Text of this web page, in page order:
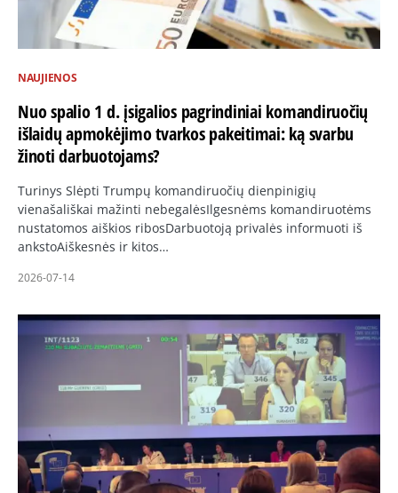
NAUJIENOS
Nuo spalio 1 d. įsigalios pagrindiniai komandiruočių
išlaidų apmokėjimo tvarkos pakeitimai: ką svarbu
žinoti darbuotojams?
Turinys Slėpti Trumpų komandiruočių dienpinigių
vienašališkai mažinti nebegalėsIlgesnėms komandiruotėms
nustatomos aiškios ribosDarbuotoją privalės informuoti iš
ankstoAiškesnės ir kitos…
2026-07-14